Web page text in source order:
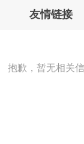
友情链接
抱歉，暂无相关